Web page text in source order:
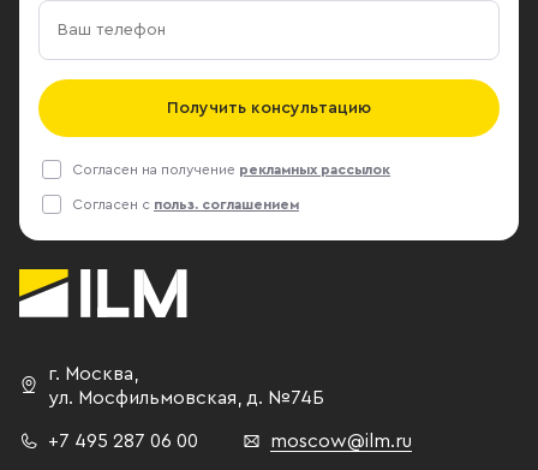
Получить консультацию
Согласен на получение рекламных рассылок
Согласен с польз. соглашением
г. Москва,
ул. Мосфильмовская, д. №74Б
+7 495 287 06 00 moscow@ilm.ru